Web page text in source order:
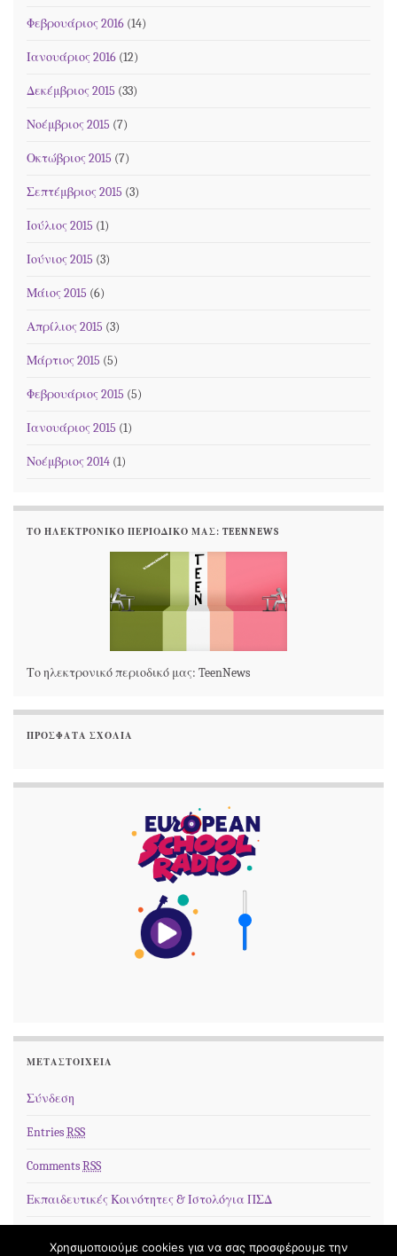
Φεβρουάριος 2016 (14)
Ιανουάριος 2016 (12)
Δεκέμβριος 2015 (33)
Νοέμβριος 2015 (7)
Οκτώβριος 2015 (7)
Σεπτέμβριος 2015 (3)
Ιούλιος 2015 (1)
Ιούνιος 2015 (3)
Μάιος 2015 (6)
Απρίλιος 2015 (3)
Μάρτιος 2015 (5)
Φεβρουάριος 2015 (5)
Ιανουάριος 2015 (1)
Νοέμβριος 2014 (1)
ΤΟ ΗΛΕΚΤΡΟΝΙΚΌ ΠΕΡΙΟΔΙΚΌ ΜΑΣ: TEENNEWS
Το ηλεκτρονικό περιοδικό μας: TeenNews
ΠΡΌΣΦΑΤΑ ΣΧΌΛΙΑ
ΜΕΤΑΣΤΟΙΧΕΊΑ
Σύνδεση
EntriesRSS
CommentsRSS
Εκπαιδευτικές Κοινότητες & Ιστολόγια ΠΣΔ
Χρησιμοποιούμε cookies για να σας προσφέρουμε την